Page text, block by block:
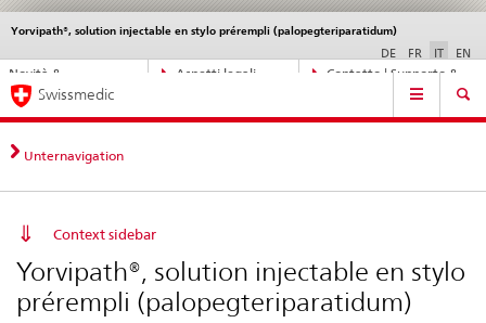
Navigazione
diretta:
novità,
legali,
Novità &
Aspetti legali,
Contatto | Supporto &
Yorvipath®, solution injectable en stylo prérempli (palopegteriparatidum)
DE FR IT EN
Service
Navigation
Swissmedic
Unternavigation
Context sidebar
Yorvipath®, solution injectable en stylo
prérempli (palopegteriparatidum)